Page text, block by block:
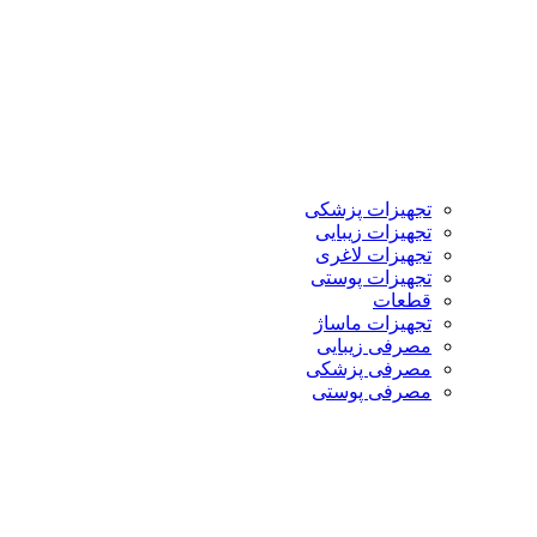
تجهیزات پزشکی
تجهیزات زیبایی
تجهیزات لاغری
تجهیزات پوستی
قطعات
تجهیزات ماساژ
مصرفی زیبایی
مصرفی پزشکی
مصرفی پوستی